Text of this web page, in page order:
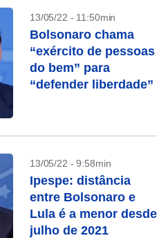
13/05/22 - 11:50min
Bolsonaro chama
“exército de pessoas
do bem” para
“defender liberdade”
13/05/22 - 9:58min
Ipespe: distância
entre Bolsonaro e
Lula é a menor desde
julho de 2021